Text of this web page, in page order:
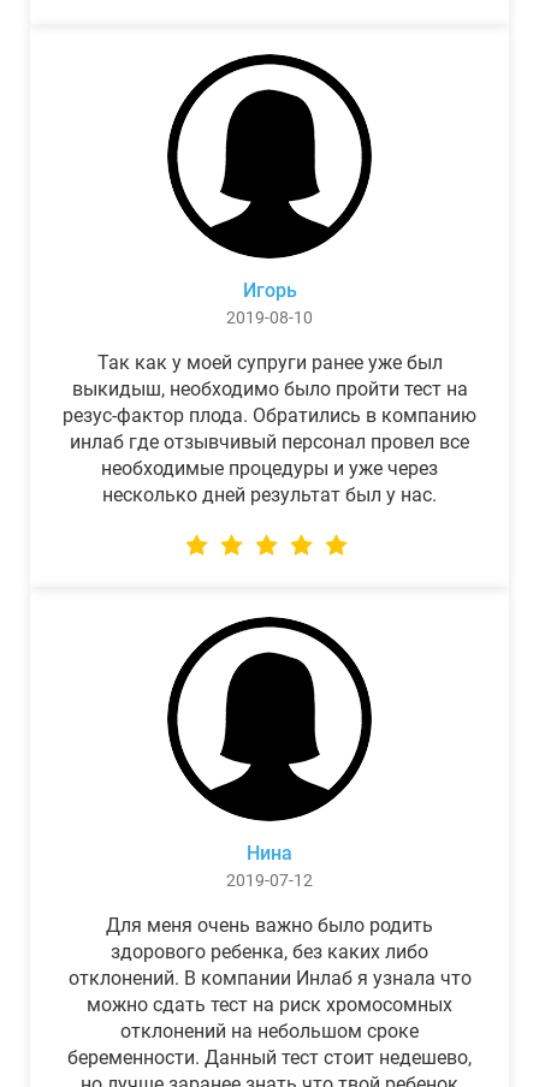
Игорь
2019-08-10
Так как у моей супруги ранее уже был
выкидыш, необходимо было пройти тест на
резус-фактор плода. Обратились в компанию
инлаб где отзывчивый персонал провел все
необходимые процедуры и уже через
несколько дней результат был у нас.
Нина
2019-07-12
Для меня очень важно было родить
здорового ребенка, без каких либо
отклонений. В компании Инлаб я узнала что
можно сдать тест на риск хромосомных
отклонений на небольшом сроке
беременности. Данный тест стоит недешево,